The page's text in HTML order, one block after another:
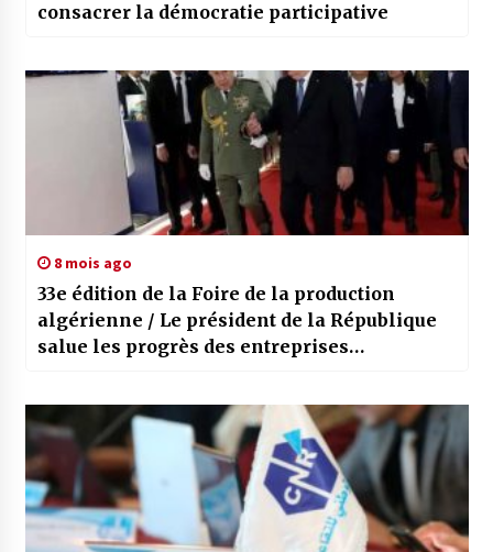
consacrer la démocratie participative
8 mois ago
33e édition de la Foire de la production
algérienne / Le président de la République
salue les progrès des entreprises